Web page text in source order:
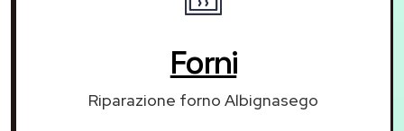
Forni
Riparazione forno Albignasego